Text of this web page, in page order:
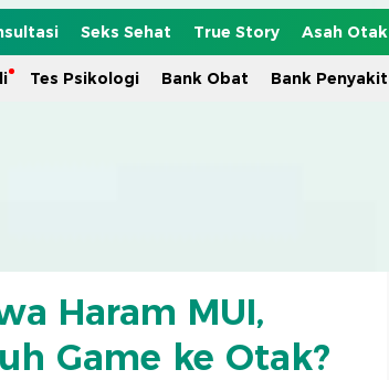
Seks Sehat True Story Asah Otak
Tes Psikologi Bank Obat Bank Penyakit
Haram MUI,
Game ke Otak?